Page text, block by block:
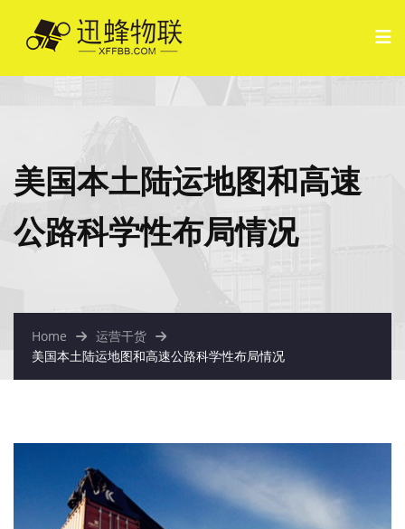
美国本土陆运地图和高速
公路科学性布局情况
Home
运营干货
美国本土陆运地图和高速公路科学性布局情况